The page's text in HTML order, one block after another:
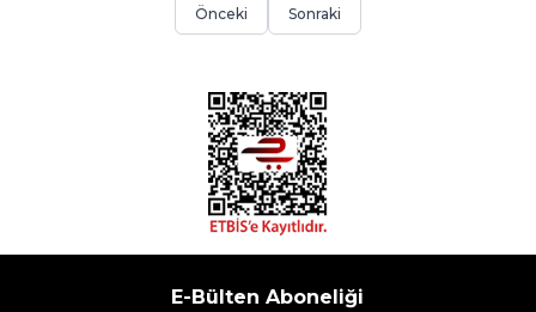
Önceki Sonraki
E-Bülten Aboneliği